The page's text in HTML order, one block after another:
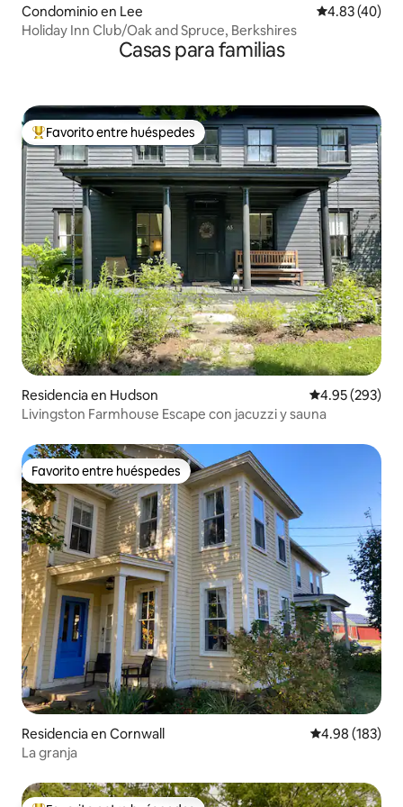
Condominio en Lee Calificación
4.83 (40)
Holiday Inn Club/Oak and Spruce, Berkshires
Casas para familias
De los mejores en Favorito entre huéspedes
Favorito entre huéspedes
Residencia en Hudson Calificación
4.95 (293)
Livingston Farmhouse Escape con jacuzzi y sauna
Favorito entre huéspedes
Favorito entre huéspedes
Residencia en Cornwall Calificación
4.98 (183)
La granja